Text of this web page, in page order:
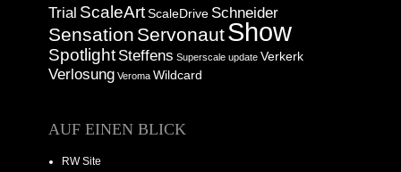
Trial ScaleArt ScaleDrive Schneider
Sensation ServonautShow
Spotlight Steffens Superscale update Verkerk
Verlosung Veroma Wildcard
AUF EINEN BLICK
RW Site